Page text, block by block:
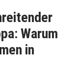
Warum
in